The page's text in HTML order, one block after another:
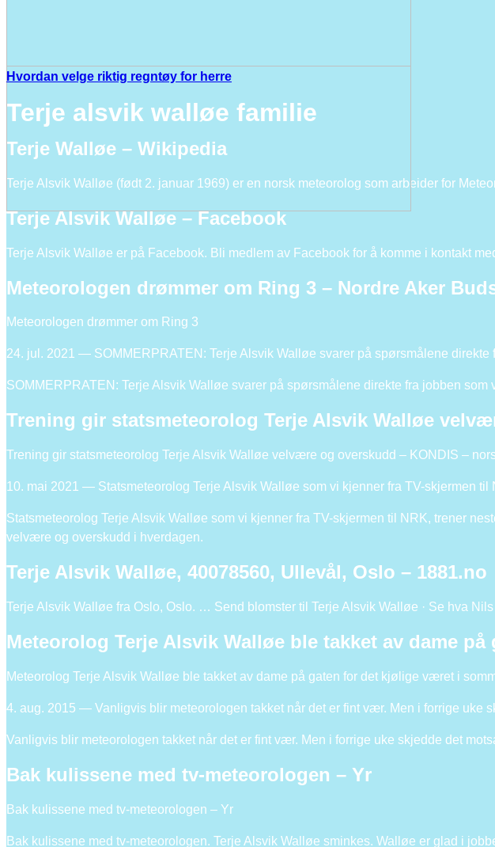
Hvordan velge riktig regntøy for herre
Terje alsvik walløe familie
Terje Walløe – Wikipedia
Terje Alsvik Walløe (født 2. januar 1969) er en norsk meteorolog som arbeider for
Terje Alsvik Walløe – Facebook
Terje Alsvik Walløe er på Facebook. Bli medlem av Facebook for å komme i kontakt
Meteorologen drømmer om Ring 3 – Nordre Aker
Meteorologen drømmer om Ring 3
24. jul. 2021 — SOMMERPRATEN: Terje Alsvik Walløe svarer på spørsmålene
SOMMERPRATEN: Terje Alsvik Walløe svarer på spørsmålene direkte fra jobben som
Trening gir statsmeteorolog Terje Alsvik Walløe
Trening gir statsmeteorolog Terje Alsvik Walløe velvære og overskudd – KONDIS –
10. mai 2021 — Statsmeteorolog Terje Alsvik Walløe som vi kjenner fra TV-skjermen
Statsmeteorolog Terje Alsvik Walløe som vi kjenner fra TV-skjermen til NRK, trener
velvære og overskudd i hverdagen.
Terje Alsvik Walløe, 40078560, Ullevål, Oslo – 1881.no
Terje Alsvik Walløe fra Oslo, Oslo. … Send blomster til Terje Alsvik Walløe · Se hva
Meteorolog Terje Alsvik Walløe ble takket av dame
Meteorolog Terje Alsvik Walløe ble takket av dame på gaten for det kjølige været i
4. aug. 2015 — Vanligvis blir meteorologen takket når det er fint vær. Men i forrige uke
Vanligvis blir meteorologen takket når det er fint vær. Men i forrige uke skjedde det
Bak kulissene med tv-meteorologen – Yr
Bak kulissene med tv-meteorologen – Yr
Bak kulissene med tv-meteorologen. Terje Alsvik Walløe sminkes. Walløe er glad i